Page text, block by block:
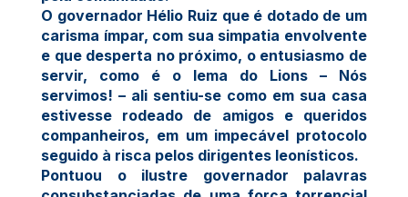
O governador Hélio Ruiz que é dotado de um
carisma ímpar, com sua simpatia envolvente
e que desperta no próximo, o entusiasmo de
servir, como é o lema do Lions – Nós
servimos! – ali sentiu-se como em sua casa
estivesse rodeado de amigos e queridos
companheiros, em um impecável protocolo
seguido à risca pelos dirigentes leonísticos.
Pontuou o ilustre governador palavras